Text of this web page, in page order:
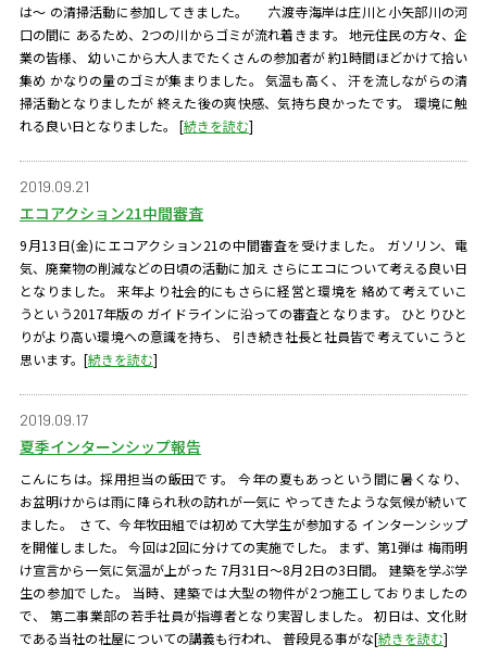
は～ の清掃活動に参加してきました。 六渡寺海岸は庄川と小矢部川の河
口の間に あるため、2つの川からゴミが流れ着きます。 地元住民の方々、企
業の皆様、 幼いこから大人までたくさんの参加者が 約1時間ほどかけて拾い
集め かなりの量のゴミが集まりました。 気温も高く、 汗を流しながらの清
掃活動となりましたが 終えた後の爽快感、気持ち良かったです。 環境に触
れる良い日となりました。 [続きを読む]
2019.09.21
エコアクション21中間審査
9月13日(金)にエコアクション21の中間審査を受けました。 ガソリン、電
気、廃棄物の削減などの日頃の活動に加え さらにエコについて考える良い日
となりました。 来年より社会的にもさらに経営と環境を 絡めて考えていこ
うという2017年版の ガイドラインに沿っての審査となります。 ひとりひと
りがより高い環境への意識を持ち、 引き続き社長と社員皆で考えていこうと
思います。 [続きを読む]
2019.09.17
夏季インターンシップ報告
こんにちは。採用担当の飯田です。 今年の夏もあっという間に暑くなり、
お盆明けからは雨に降られ秋の訪れが一気に やってきたような気候が続いて
ました。 さて、今年牧田組では初めて大学生が参加する インターンシップ
を開催しました。 今回は2回に分けての実施でした。 まず、第1弾は 梅雨明
け宣言から一気に気温が上がった 7月31日～8月2日の3日間。 建築を学ぶ学
生の参加でした。 当時、建築では大型の物件が2つ施工しておりましたの
で、 第二事業部の若手社員が指導者となり実習しました。 初日は、文化財
である当社の社屋についての講義も行われ、 普段見る事がな[続きを読む]